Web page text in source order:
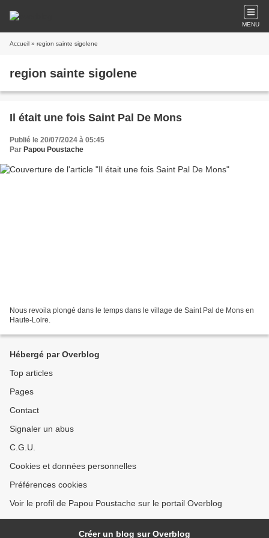
MENU
Accueil » region sainte sigolene
region sainte sigolene
Il était une fois Saint Pal De Mons
Publié le 20/07/2024 à 05:45
Par Papou Poustache
Nous revoila plongé dans le temps dans le village de Saint Pal de Mons en
Haute-Loire.
Hébergé par Overblog
Top articles
Pages
Contact
Signaler un abus
C.G.U.
Cookies et données personnelles
Préférences cookies
Voir le profil de Papou Poustache sur le portail Overblog
Créer un blog sur Overblog